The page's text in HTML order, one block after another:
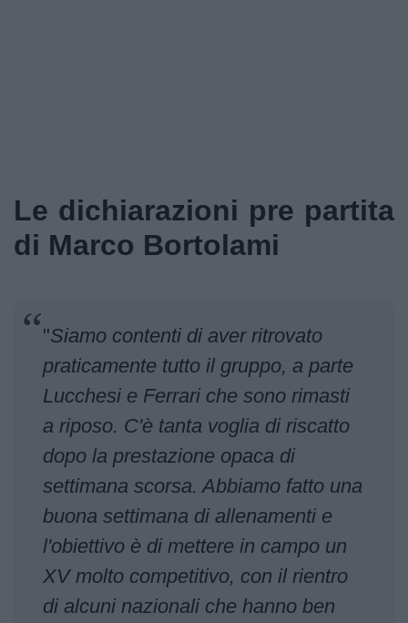
Le dichiarazioni pre partita
di Marco Bortolami
"Siamo contenti di aver ritrovato
praticamente tutto il gruppo, a parte
Lucchesi e Ferrari che sono rimasti
a riposo. C'è tanta voglia di riscatto
dopo la prestazione opaca di
settimana scorsa. Abbiamo fatto una
buona settimana di allenamenti e
l'obiettivo è di mettere in campo un
XV molto competitivo, con il rientro
di alcuni nazionali che hanno ben